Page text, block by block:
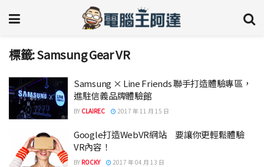
標籤:Samsung Gear VR
Samsung × Line Friends 聯手打造體驗專區，
進駐信義品牌體驗館
BY CLAIREC 2017 年 11 月 15 日
Google打造WebVR網站 要讓你更輕鬆體驗
VR內容！
BY ROCKY 2017 年 04 月 13 日